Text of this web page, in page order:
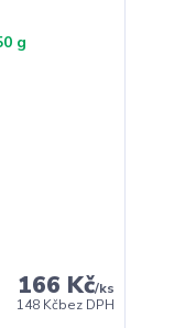
166 Kč/ks
148 Kčbez DPH